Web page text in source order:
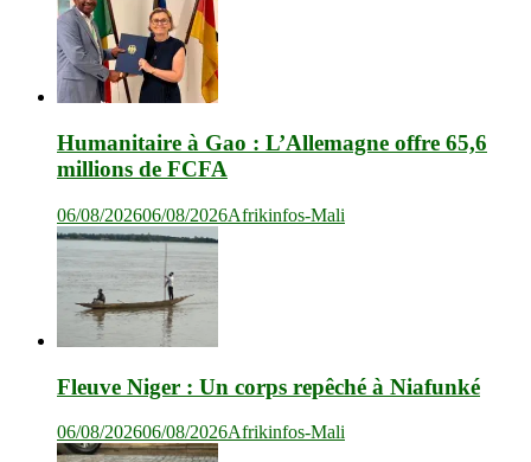
Humanitaire à Gao : L’Allemagne offre 65,6
millions de FCFA
06/08/202606/08/2026Afrikinfos-Mali
Fleuve Niger : Un corps repêché à Niafunké
06/08/202606/08/2026Afrikinfos-Mali